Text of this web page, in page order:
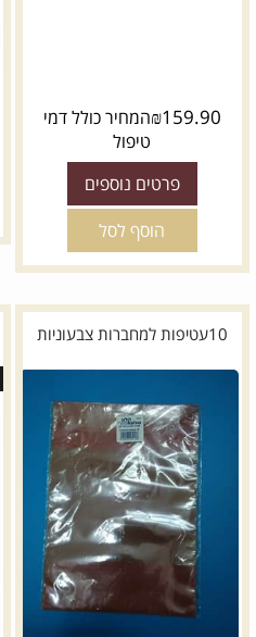
₪159.90 המחיר כולל דמי
טיפול
פרטים נוספים
הוסף לסל
10עטיפות למחברות צבעוניות